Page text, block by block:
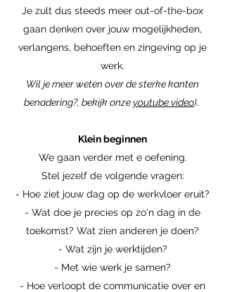
Je zult dus steeds meer out-of-the-box
gaan denken over jouw mogelijkheden,
verlangens, behoeften en zingeving op je
werk.
Wil je meer weten over de sterke kanten
benadering?, bekijk onzeyoutube video).
Klein beginnen
We gaan verder met e oefening.
Stel jezelf de volgende vragen:
- Hoe ziet jouw dag op de werkvloer eruit?
- Wat doe je precies op zo'n dag in de
toekomst? Wat zien anderen je doen?
- Wat zijn je werktijden?
- Met wie werk je samen?
- Hoe verloopt de communicatie over en